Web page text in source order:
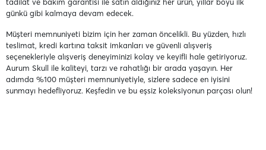
günkü gibi kalmaya devam edecek.
Müşteri memnuniyeti bizim için her zaman öncelikli. Bu yüzden, hızlı
teslimat, kredi kartına taksit imkanları ve güvenli alışveriş
seçenekleriyle alışveriş deneyiminizi kolay ve keyifli hale getiriyoruz.
Aurum Skull ile kaliteyi, tarzı ve rahatlığı bir arada yaşayın. Her
adımda %100 müşteri memnuniyetiyle, sizlere sadece en iyisini
sunmayı hedefliyoruz. Keşfedin ve bu eşsiz koleksiyonun parçası olun!